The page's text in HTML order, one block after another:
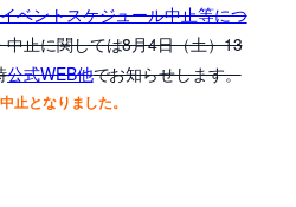
ベントスケジュール中止等につ
中止に関しては8月4日（土）13
公式WEB他でお知らせします。
中止となりました。